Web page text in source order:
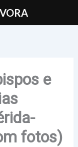
e
fotos)